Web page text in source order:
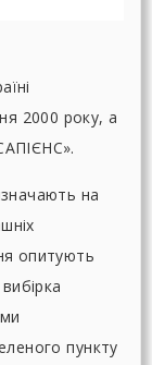
2000 року, а
на
опитують
пункту